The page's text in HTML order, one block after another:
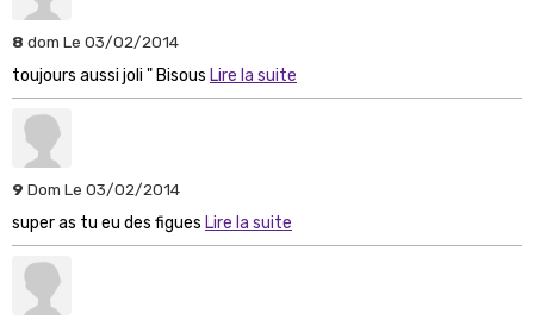
8 dom Le 03/02/2014
toujours aussi joli " Bisous Lire la suite
9 Dom Le 03/02/2014
super as tu eu des figues Lire la suite